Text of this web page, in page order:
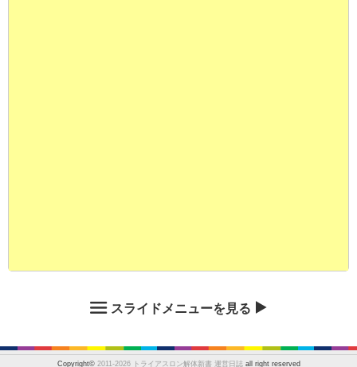
スライドメニューを見る
Copyright© 2011-2026 トライアスロン解体新書 運営日誌 all right reserved